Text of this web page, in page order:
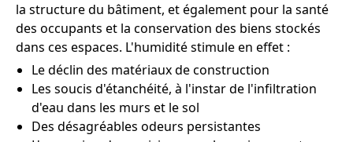
la structure du bâtiment, et également pour la santé
des occupants et la conservation des biens stockés
dans ces espaces. L'humidité stimule en effet :
Le déclin des matériaux de construction
Les soucis d'étanchéité, à l'instar de l'infiltration
d'eau dans les murs et le sol
Des désagréables odeurs persistantes